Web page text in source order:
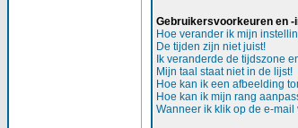
Gebruikersvoorkeuren en -
Hoe verander ik mijn
De tijden zijn niet juist!
Ik veranderde de tijdszone
Mijn taal staat niet in de lijst!
Hoe kan ik een afbeelding
Hoe kan ik mijn rang
Wanneer ik klik op de e-